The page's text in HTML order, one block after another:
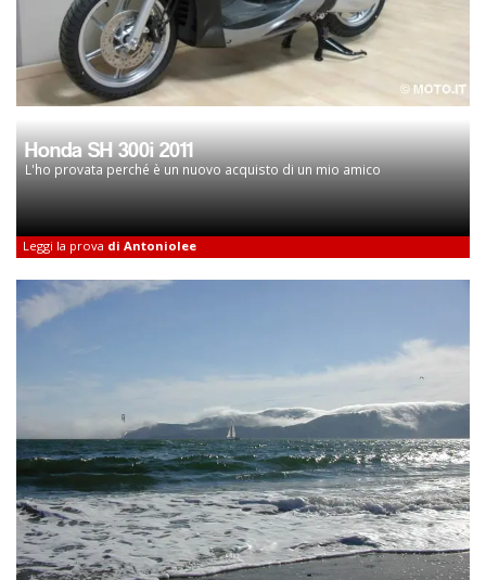
Honda SH 300i 2011
L'ho provata perché è un nuovo acquisto di un mio amico
Leggi la prova di Antoniolee